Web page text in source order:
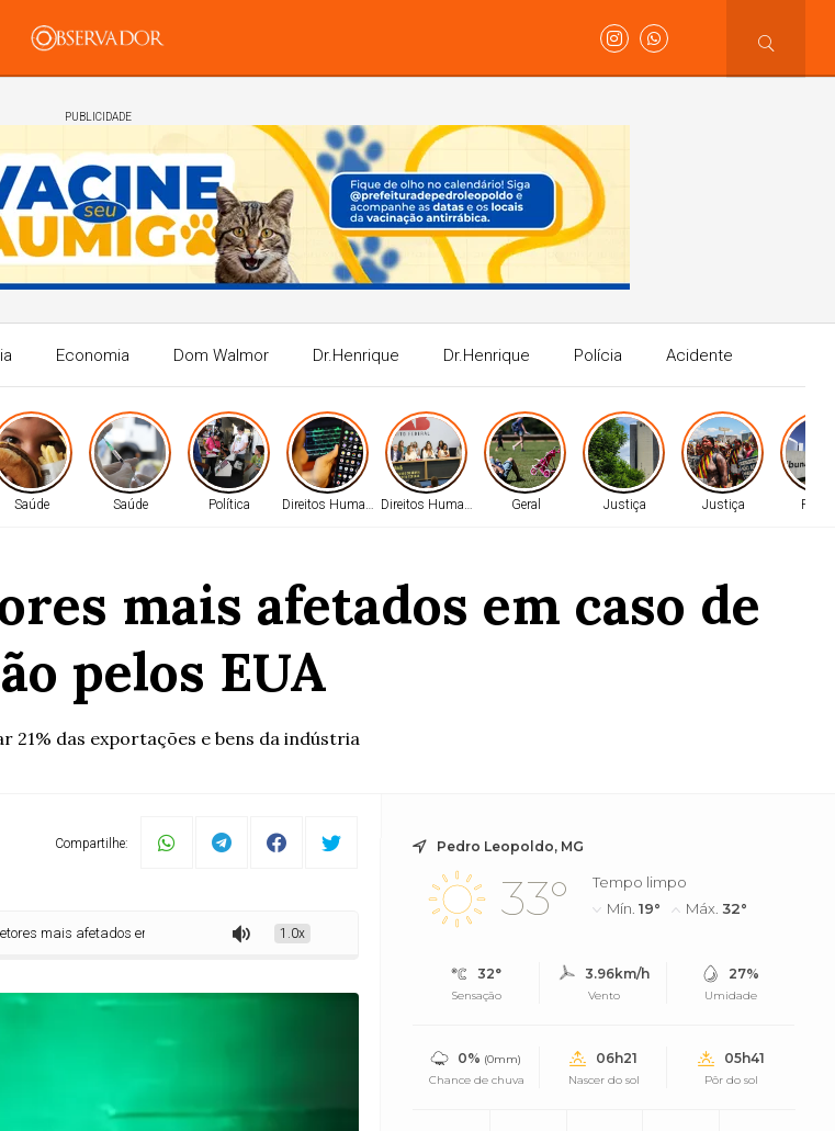
PUBLICIDADE
Economia Dom Walmor Dr.Henrique Dr.Henrique Polícia Acidente
Saúde Saúde Política Direitos HumanosDireitos Humanos Geral Justiça Justiça
mais afetados em caso de
pelos EUA
21% das exportações e bens da indústria
Compartilhe:
afetados em caso de taxação pelos EUA 1.0x
Pedro Leopoldo, MG
33°
Tempo limpo
Mín.19° Máx.32°
32°
Sensação
3.96km/h
Vento
27%
Umidade
0% (0mm)
Chance de chuva
06h21
Nascer do sol
05h41
Pôr do sol